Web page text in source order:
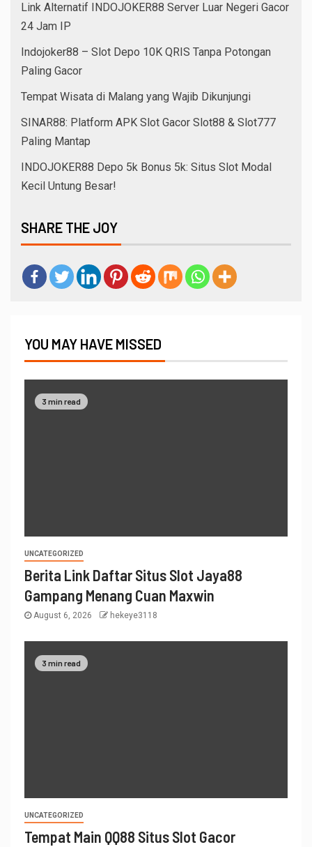
Link Alternatif INDOJOKER88 Server Luar Negeri Gacor
24 Jam IP
Indojoker88 – Slot Depo 10K QRIS Tanpa Potongan
Paling Gacor
Tempat Wisata di Malang yang Wajib Dikunjungi
SINAR88: Platform APK Slot Gacor Slot88 & Slot777
Paling Mantap
INDOJOKER88 Depo 5k Bonus 5k: Situs Slot Modal
Kecil Untung Besar!
SHARE THE JOY
YOU MAY HAVE MISSED
3 min read
UNCATEGORIZED
Berita Link Daftar Situs Slot Jaya88
Gampang Menang Cuan Maxwin
August 6, 2026 hekeye3118
3 min read
UNCATEGORIZED
Tempat Main QQ88 Situs Slot Gacor